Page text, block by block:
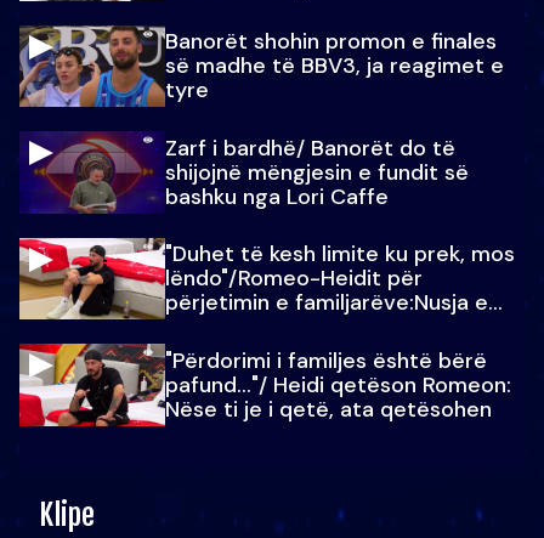
Banorët shohin promon e finales
së madhe të BBV3, ja reagimet e
tyre
Zarf i bardhë/ Banorët do të
shijojnë mëngjesin e fundit së
bashku nga Lori Caffe
"Duhet të kesh limite ku prek, mos
lëndo"/Romeo-Heidit për
përjetimin e familjarëve:Nusja e
"Përdorimi i familjes është bërë
pafund…"/ Heidi qetëson Romeon:
Nëse ti je i qetë, ata qetësohen
Klipe